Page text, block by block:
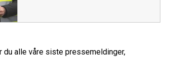
du alle våre siste pressemeldinger,